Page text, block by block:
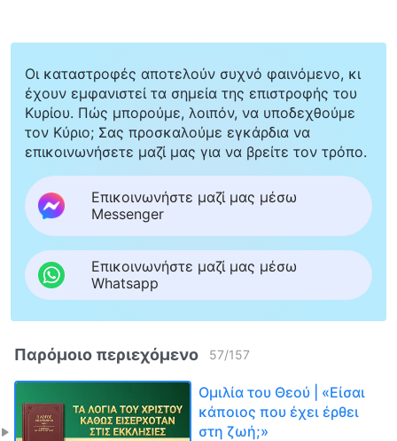
Οι καταστροφές αποτελούν συχνό φαινόμενο, κι
έχουν εμφανιστεί τα σημεία της επιστροφής του
Κυρίου. Πώς μπορούμε, λοιπόν, να υποδεχθούμε
τον Κύριο; Σας προσκαλούμε εγκάρδια να
επικοινωνήσετε μαζί μας για να βρείτε τον τρόπο.
Επικοινωνήστε μαζί μας μέσω
Messenger
Επικοινωνήστε μαζί μας μέσω
Whatsapp
Παρόμοιο περιεχόμενο 57/157
Ομιλία του Θεού | «Είσαι
κάποιος που έχει έρθει
στη ζωή;»